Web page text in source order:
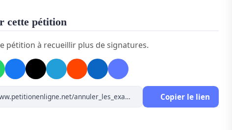
cette pétition
pétition à recueillir plus de signatures.
Copier le lien